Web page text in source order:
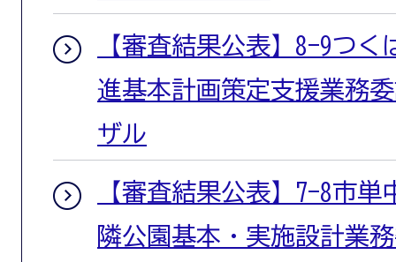
【審査結果公表】8-9つ
進基本計画策定支援業務
ザル
【審査結果公表】7-8市単
隣公園基本・実施設計業